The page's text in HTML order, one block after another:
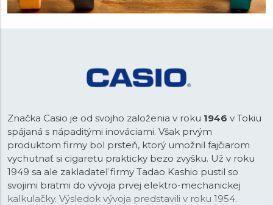
Značka Casio je od svojho založenia v roku 1946 v Tokiu
spájaná s nápaditými inováciami. Však prvým
produktom firmy bol prsteň, ktorý umožnil fajčiarom
vychutnať si cigaretu prakticky bezo zvyšku. Už v roku
1949 sa ale zakladateľ firmy Tadao Kashio pustil so
svojimi bratmi do vývoja prvej elektro-mechanickej
kalkulačky. Výsledok vývoja predstavili v roku 1954.